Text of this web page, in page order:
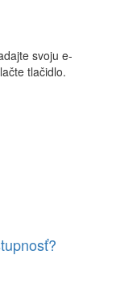
svoju e-
tlačidlo.